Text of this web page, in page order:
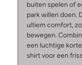
buiten spelen of
park willen doen.
ultiem comfort,
bewegen.
een luchtige
shirt voor een